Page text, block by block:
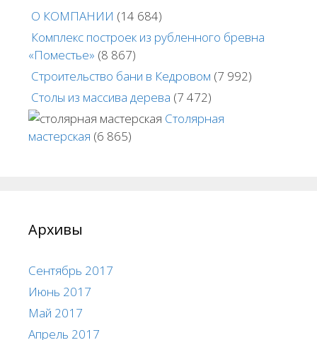
О КОМПАНИИ (14 684)
Комплекс построек из рубленного бревна
«Поместье» (8 867)
Строительство бани в Кедровом (7 992)
Столы из массива дерева (7 472)
Столярная
мастерская (6 865)
Архивы
Сентябрь 2017
Июнь 2017
Май 2017
Апрель 2017